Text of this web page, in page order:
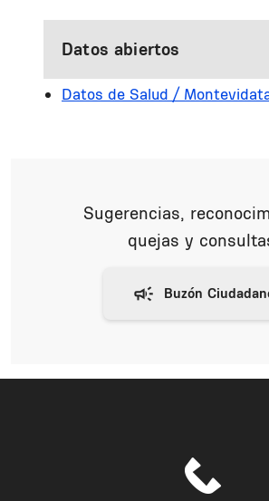
Datos abiertos
Datos de Salud /
Sugerencias,
quejas y